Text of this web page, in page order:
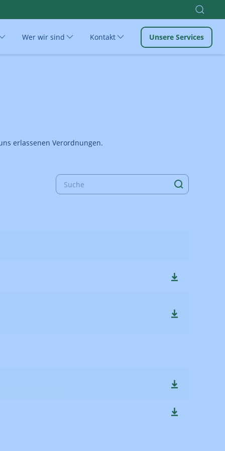
Wer wir sind Kontakt Unsere Services
erlassenen Verordnungen.